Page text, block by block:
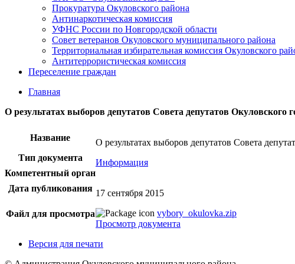
Прокуратура Окуловского района
Антинаркотическая комиссия
УФНС России по Новгородской области
Совет ветеранов Окуловского муниципального района
Территориальная избирательная комиссия Окуловского
Антитеррористическая комиссия
Переселение граждан
Главная
О результатах выборов депутатов Совета депутатов Окуловского
Название
О результатах выборов депутатов Совета
Тип документа
Информация
Компетентный орган
Дата публикования 17 сентября 2015
Файл для просмотра
vybory_okulovka.zip
Просмотр документа
Версия для печати